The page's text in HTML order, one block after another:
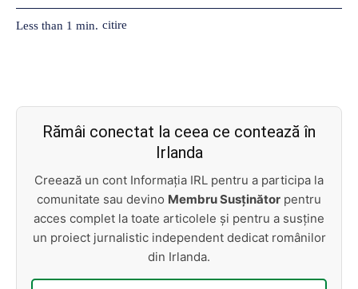
Less than 1 min. citire
Rămâi conectat la ceea ce contează în
Irlanda
Creează un cont Informația IRL pentru a participa la
comunitate sau devino Membru Susținător pentru
acces complet la toate articolele și pentru a susține
un proiect jurnalistic independent dedicat românilor
din Irlanda.